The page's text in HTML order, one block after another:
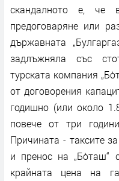
скандалното е, че
предоговаряне или
държавната
задлъжняла със
турската компания
от договорения
годишно (или около
повече от три
Причината - таксите
и пренос на „Бо̀таш“
крайната цена на